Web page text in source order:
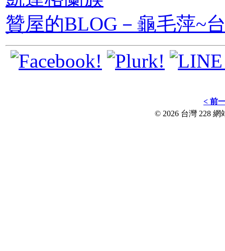
贊屋的BLOG－龜毛萍~
< 前
© 2026 台灣 228 網